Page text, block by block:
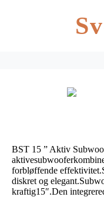
BST 15 ” Aktiv
forbløffende
diskret og
kraftig15″.Den